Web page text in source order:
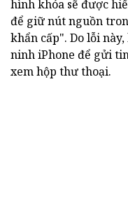
hình khóa sẽ được
để giữ nút nguồn
khẩn cấp". Do lỗi
ninh iPhone để gửi
xem hộp thư thoại.